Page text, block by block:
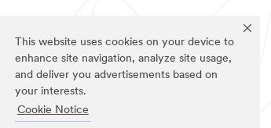
This website uses cookies on your device to
enhance site navigation, analyze site usage,
and deliver you advertisements based on
your interests.
Cookie Notice